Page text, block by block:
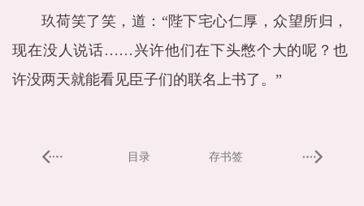
玖荷笑了笑，道：“陛下宅心仁厚，众望所归，
现在没人说话……兴许他们在下头憋个大的呢？也
许没两天就能看见臣子们的联名上书了。”
目录 存书签